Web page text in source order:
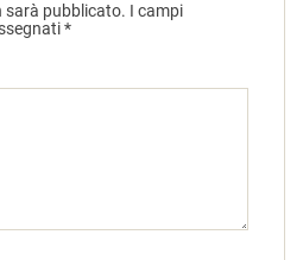
sarà pubblicato. I campi
*